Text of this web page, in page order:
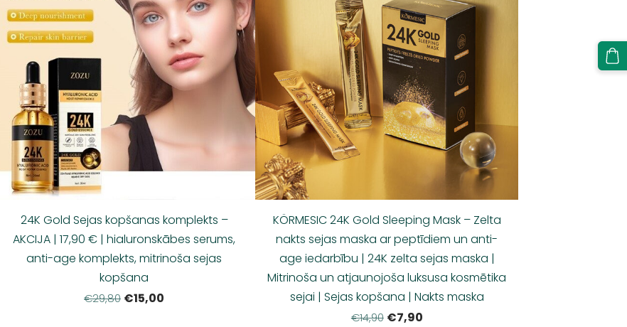
24K Gold Sejas kopšanas komplekts –
AKCIJA | 17,90 € | hialuronskābes serums,
anti-age komplekts, mitrinoša sejas
kopšana
€29,80 €15,00
KÖRMESIC 24K Gold Sleeping Mask – Zelta
nakts sejas maska ar peptīdiem un anti-
age iedarbību | 24K zelta sejas maska |
Mitrinoša un atjaunojoša luksusa kosmētika
sejai | Sejas kopšana | Nakts maska
€14,90 €7,90